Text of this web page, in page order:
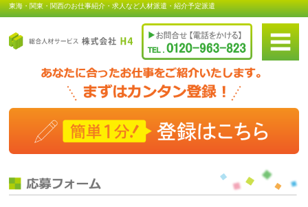
東海・関東・関西のお仕事紹介・求人など人材派遣・紹介予定派遣